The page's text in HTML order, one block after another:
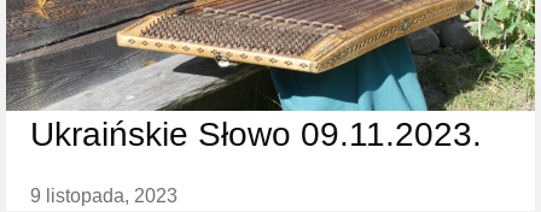
Ukraińskie Słowo 09.11.2023.
9 listopada, 2023